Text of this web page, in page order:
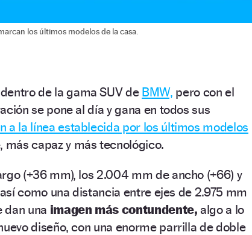
los últimos modelos de la casa.
de la gama SUV de BMW, pero con el
se pone al día y gana en todos sus
a la línea establecida por los últimos modelos
más capaz y más tecnológico.
(+36 mm), los 2.004 mm de ancho (+66) y
como una distancia entre ejes de 2.975 mm
dan una imagen más contundente, algo a lo
diseño, con una enorme parrilla de doble